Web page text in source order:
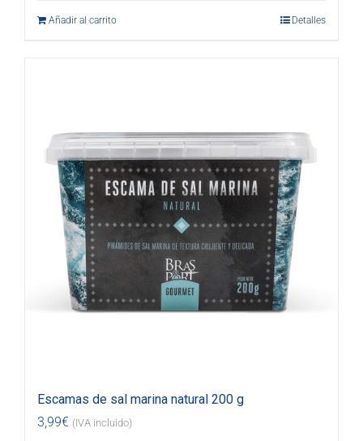
Añadir al carrito Detalles
Escamas de sal marina natural 200 g
3,99€ (IVA incluido)